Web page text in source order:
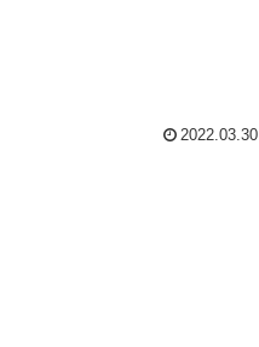
2022.03.30